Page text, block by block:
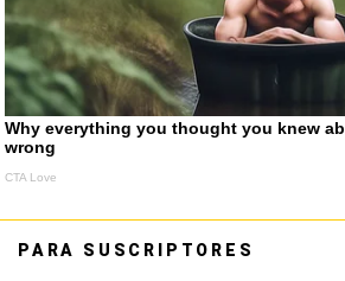
PARA SUSCRIPTORES